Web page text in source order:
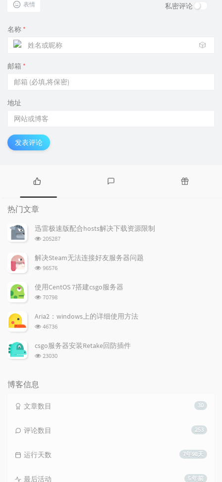
表情 私密评论
名称 *
🎲
邮箱 *
地址
发表评论
热
门
文
章
论
热门文章
迅雷极速版配合hosts解决下载资源限制
浏
次
数:
205287
解决Steam无法连接好友服务器问题
浏
次
数:
96576
使用CentOS 7搭建csgo服务器
浏
次
70798
Aria2：windows上的详细使用方法
浏
次
数:
46736
csgo服务器安装Retake回防插件
浏
23030
博客信息
30
文章数目
253
评论数目
7年98天
运行天数
5 年前
最后活动